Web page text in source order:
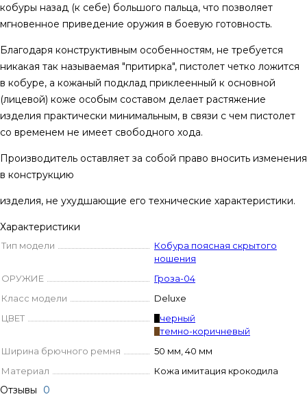
кобуры назад (к себе) большого пальца, что позволяет
мгновенное приведение оружия в боевую готовность.
Благодаря конструктивным особенностям, не требуется
никакая так называемая "притирка", пистолет четко ложится
в кобуре, а кожаный подклад приклеенный к основной
(лицевой) коже особым составом делает растяжение
изделия практически минимальным, в связи с чем пистолет
со временем не имеет свободного хода.
Производитель оставляет за собой право вносить изменения
в конструкцию
изделия, не ухудшающие его технические характеристики.
Характеристики
Тип модели
Кобура поясная скрытого
ношения
ОРУЖИЕ
Гроза-04
Класс модели
Deluxe
ЦВЕТ
черный
темно-коричневый
Ширина брючного ремня
50 мм, 40 мм
Материал
Кожа имитация крокодила
Отзывы 0